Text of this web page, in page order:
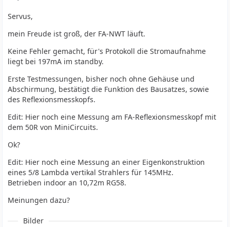
Servus,
mein Freude ist groß, der FA-NWT läuft.
Keine Fehler gemacht, für's Protokoll die Stromaufnahme
liegt bei 197mA im standby.
Erste Testmessungen, bisher noch ohne Gehäuse und
Abschirmung, bestätigt die Funktion des Bausatzes, sowie
des Reflexionsmesskopfs.
Edit: Hier noch eine Messung am FA-Reflexionsmesskopf mit
dem 50R von MiniCircuits.
Ok?
Edit: Hier noch eine Messung an einer Eigenkonstruktion
eines 5/8 Lambda vertikal Strahlers für 145MHz.
Betrieben indoor an 10,72m RG58.
Meinungen dazu?
Bilder